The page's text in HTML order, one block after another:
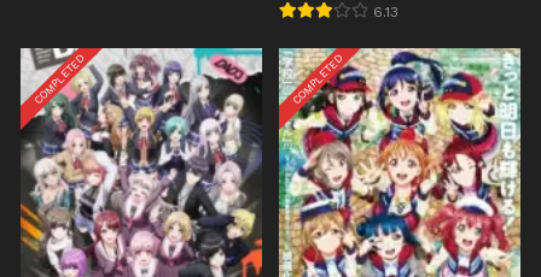
6.13
COMPLETED COMPLETED